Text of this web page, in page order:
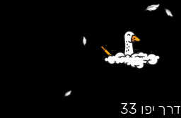
דרך יפו 33